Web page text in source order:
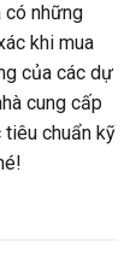
có những
khi mua
của các dự
cung cấp
tiêu chuẩn kỹ